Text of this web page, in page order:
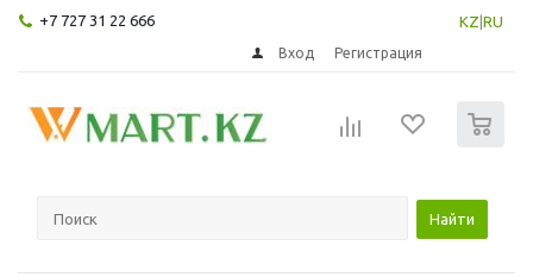
+7 727 31 22 666 KZ RU
Вход Регистрация
Найти